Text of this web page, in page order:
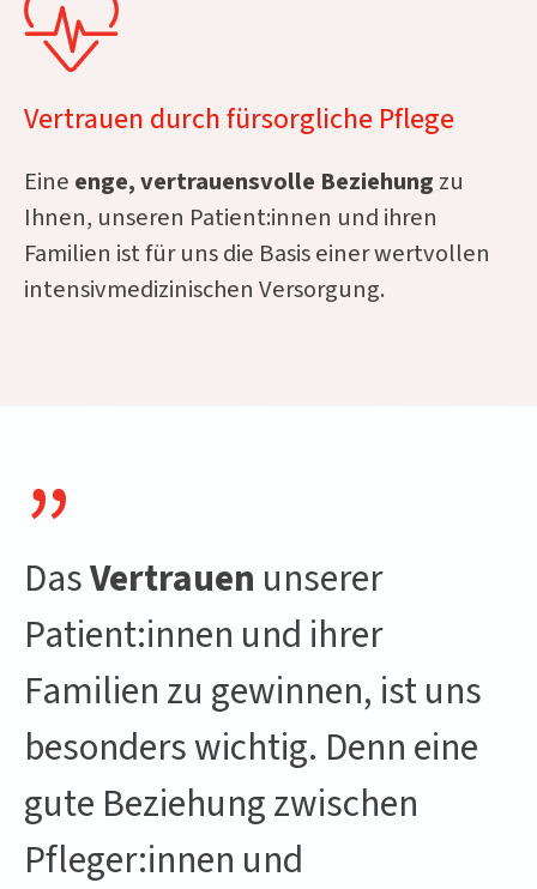
Vertrauen durch fürsorgliche Pflege
Eine enge, vertrauensvolle Beziehung zu
Ihnen, unseren Patient:innen und ihren
Familien ist für uns die Basis einer wertvollen
intensivmedizinischen Versorgung.
DasVertrauen unserer
Patient:innen und ihrer
Familien zu gewinnen, ist uns
besonders wichtig. Denn eine
gute Beziehung zwischen
Pfleger:innen und